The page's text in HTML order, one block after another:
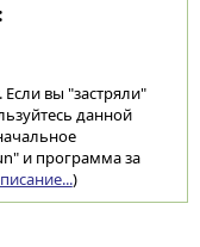
вы "застряли"
данной
и программа за
)